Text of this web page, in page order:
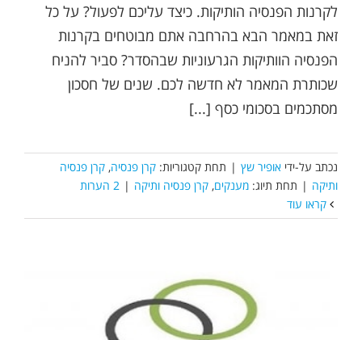
לקרנות הפנסיה הותיקות. כיצד עליכם לפעול? על כל
זאת במאמר הבא בהרחבה אתם מבוטחים בקרנות
הפנסיה הוותיקות הגרעוניות שבהסדר? סביר להניח
שכותרת המאמר לא חדשה לכם. שנים של חסכון
מסתכמים בסכומי כסף [...]
נכתב על-ידי אופיר שץ | תחת קטגוריות: קרן פנסיה, קרן פנסיה
ותיקה | תחת תיוג: מענקים, קרן פנסיה ותיקה | 2 הערות
קראו עוד